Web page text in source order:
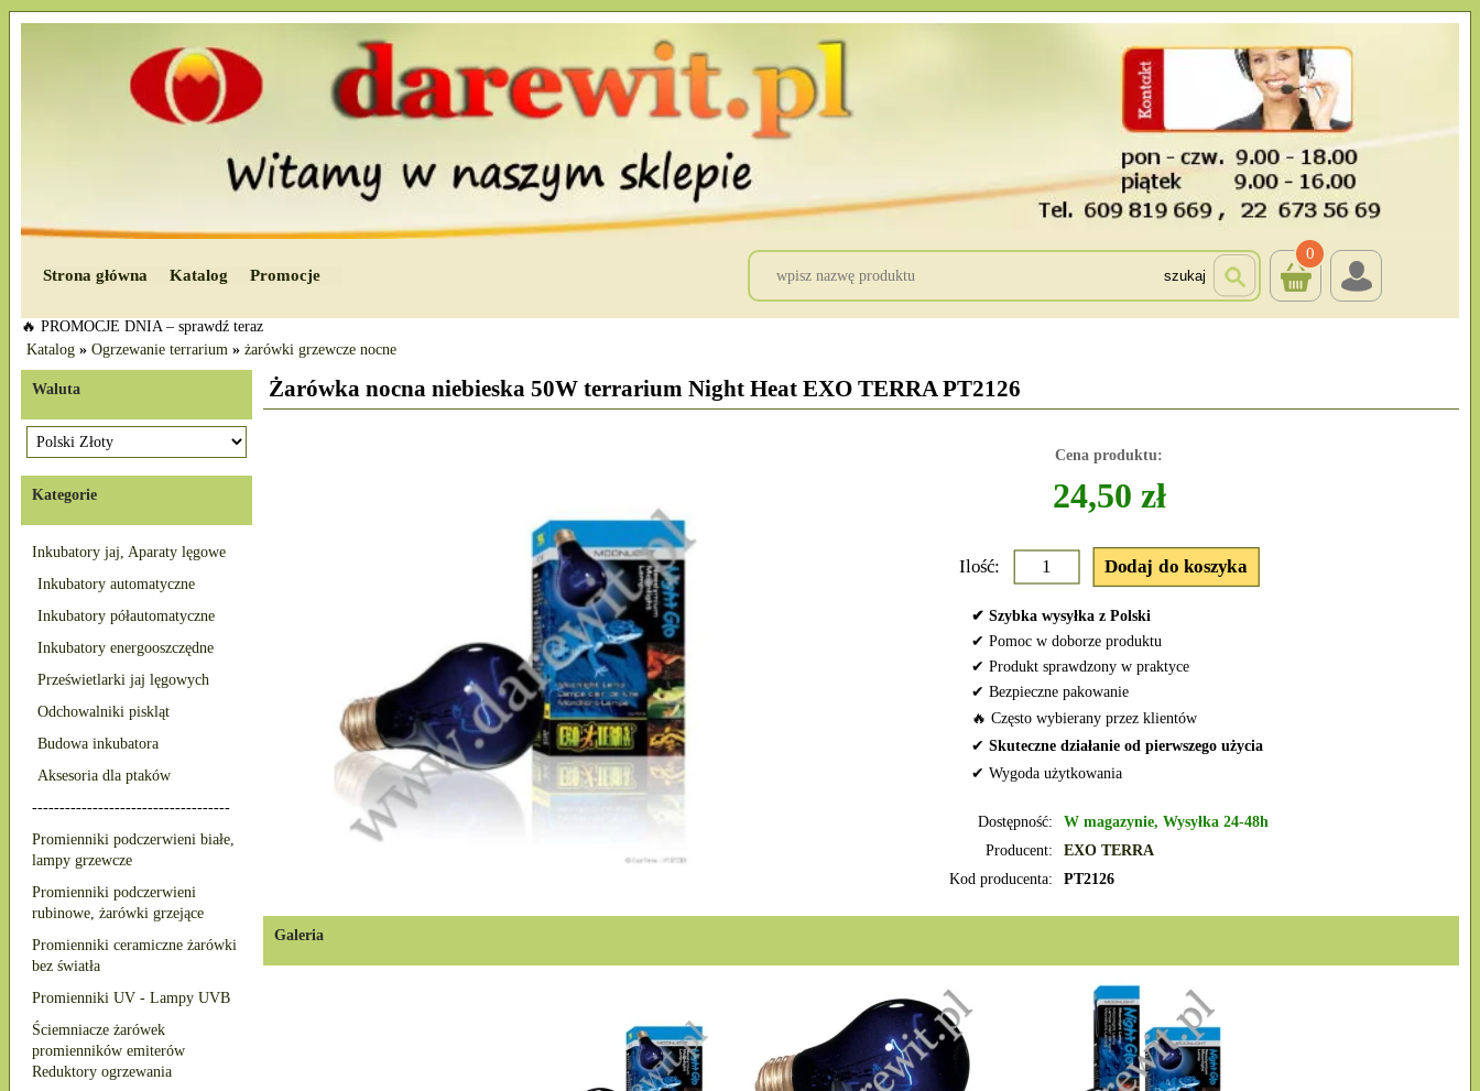
Strona główna Katalog Promocje szukaj
0
🔥 PROMOCJE DNIA – sprawdź teraz
Katalog » Ogrzewanie terrarium » żarówki grzewcze nocne
Waluta
Kategorie
Inkubatory jaj, Aparaty lęgowe
Inkubatory automatyczne
Inkubatory półautomatyczne
Inkubatory energooszczędne
Prześwietlarki jaj lęgowych
Odchowalniki piskląt
Budowa inkubatora
Aksesoria dla ptaków
------------------------------------
Promienniki podczerwieni białe,
lampy grzewcze
Promienniki podczerwieni
rubinowe, żarówki grzejące
Promienniki ceramiczne żarówki
bez światła
Promienniki UV - Lampy UVB
Ściemniacze żarówek
promienników emiterów
Reduktory ogrzewania
Żarówka nocna niebieska 50W terrarium Night Heat EXO TERRA PT2126
Cena produktu:
24,50 zł
Ilość:
✔ Szybka wysyłka z Polski
✔ Pomoc w doborze produktu
✔ Produkt sprawdzony w praktyce
✔ Bezpieczne pakowanie
🔥 Często wybierany przez klientów
✔ Skuteczne działanie od pierwszego użycia
✔ Wygoda użytkowania
Dostępność:
W magazynie, Wysyłka 24-48h
Producent:
EXO TERRA
Kod producenta:
PT2126
Galeria